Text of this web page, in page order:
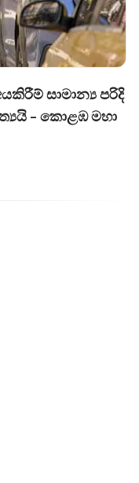
සාමාන්‍ය පරිදි
- කොළඹ මහා